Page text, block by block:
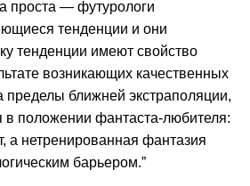
проста — футурологи
тенденции и они
тенденции имеют свойство
возникающих качественных
пределы ближней экстраполяции,
в положении фантаста-любителя:
а нетренированная фантазия
барьером.”